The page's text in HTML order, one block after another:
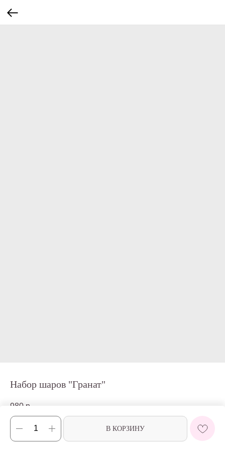
Набор шаров "Гранат"
980 р.
В КОРЗИНУ